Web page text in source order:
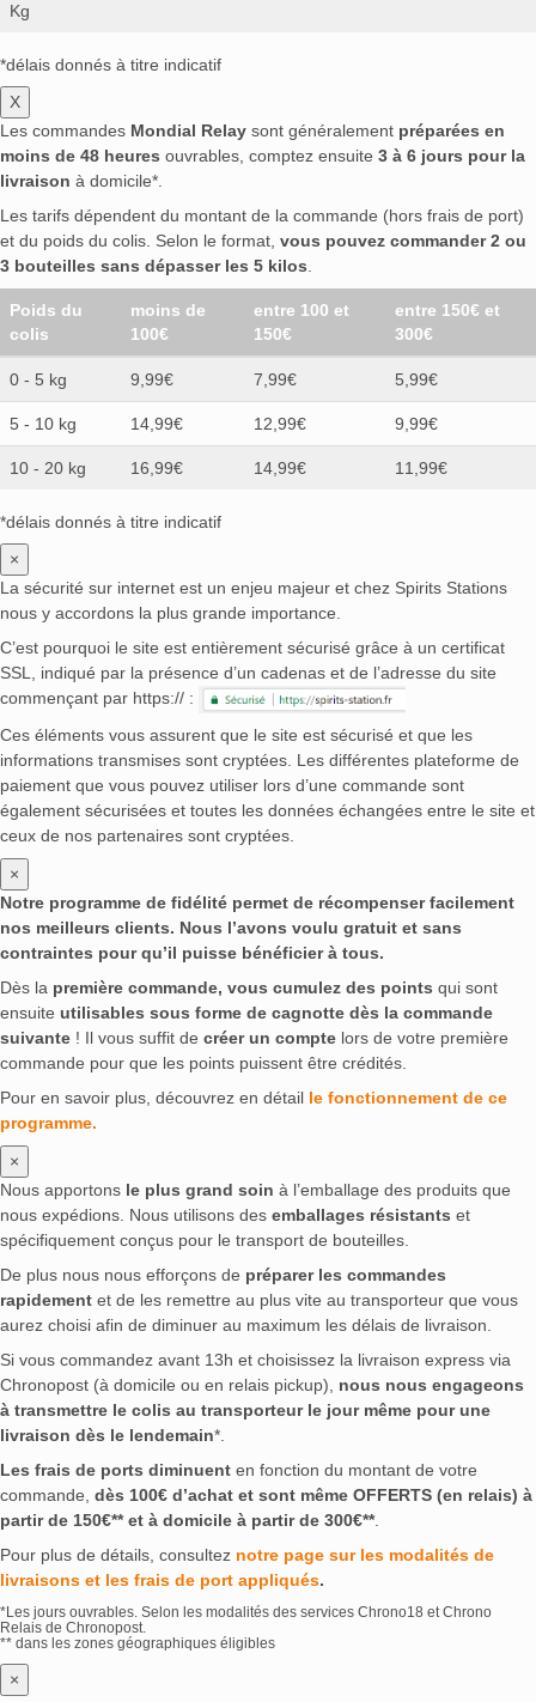
Kg
*délais donnés à titre indicatif
X
Les commandes Mondial Relay sont généralement préparées en
moins de 48 heures ouvrables, comptez ensuite 3 à 6 jours pour la
livraison à domicile*.
Les tarifs dépendent du montant de la commande (hors frais de port)
et du poids du colis. Selon le format, vous pouvez commander 2 ou
3 bouteilles sans dépasser les 5 kilos
Poids du
colis
moins de
100€
entre 100 et
150€
entre 150€ et
300€
0 - 5 kg 9,99€ 7,99€ 5,99€
5 - 10 kg 14,99€ 12,99€ 9,99€
10 - 20 kg 16,99€ 14,99€ 11,99€
*délais donnés à titre indicatif
×
La sécurité sur internet est un enjeu majeur et chez Spirits Stations
nous y accordons la plus grande importance.
C’est pourquoi le site est entièrement sécurisé grâce à un certificat
SSL, indiqué par la présence d’un cadenas et de l’adresse du site
commençant par https:// :
Ces éléments vous assurent que le site est sécurisé et que les
informations transmises sont cryptées. Les différentes plateforme de
paiement que vous pouvez utiliser lors d’une commande sont
également sécurisées et toutes les données échangées entre le site et
ceux de nos partenaires sont cryptées.
×
Notre programme de fidélité permet de récompenser facilement
nos meilleurs clients. Nous l’avons voulu gratuit et sans
contraintes pour qu’il puisse bénéficier à tous.
Dès la première commande, vous cumulez des points qui sont
ensuite utilisables sous forme de cagnotte dès la commande
suivante ! Il vous suffit de créer un compte lors de votre première
commande pour que les points puissent être crédités.
Pour en savoir plus, découvrez en détail le fonctionnement de ce
programme.
×
Nous apportons le plus grand soin à l’emballage des produits que
nous expédions. Nous utilisons des emballages résistants et
spécifiquement conçus pour le transport de bouteilles.
De plus nous nous efforçons de préparer les commandes
rapidement et de les remettre au plus vite au transporteur que vous
aurez choisi afin de diminuer au maximum les délais de livraison.
Si vous commandez avant 13h et choisissez la livraison express via
Chronopost (à domicile ou en relais pickup), nous nous engageons
à transmettre le colis au transporteur le jour même pour une
livraison dès le lendemain*.
Les frais de ports diminuent en fonction du montant de votre
commande, dès 100€ d’achat et sont même OFFERTS (en relais) à
partir de 150€** et à domicile à partir de 300€**.
Pour plus de détails, consultez notre page sur les modalités de
livraisons et les frais de port appliqués.
*Les jours ouvrables. Selon les modalités des services Chrono18 et Chrono
Relais de Chronopost.
** dans les zones géographiques éligibles
×